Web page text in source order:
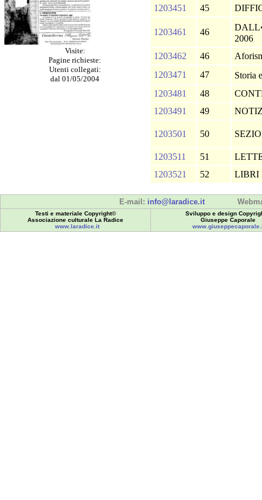
Visite:
Pagine richieste:
Utenti collegati:
dal 01/05/2004
1203451
45
1203461 46
2006
1203462
46
1203471
47
Storia
1203481
48
1203491
49
1203501 50
1203511 51
1203521
52 LIBRI
E-mail: info@laradice.it
Testi e materiale Copyright©
Associazione culturale La Radice
www.laradice.it
Sviluppo e design
Giuseppe Caporale